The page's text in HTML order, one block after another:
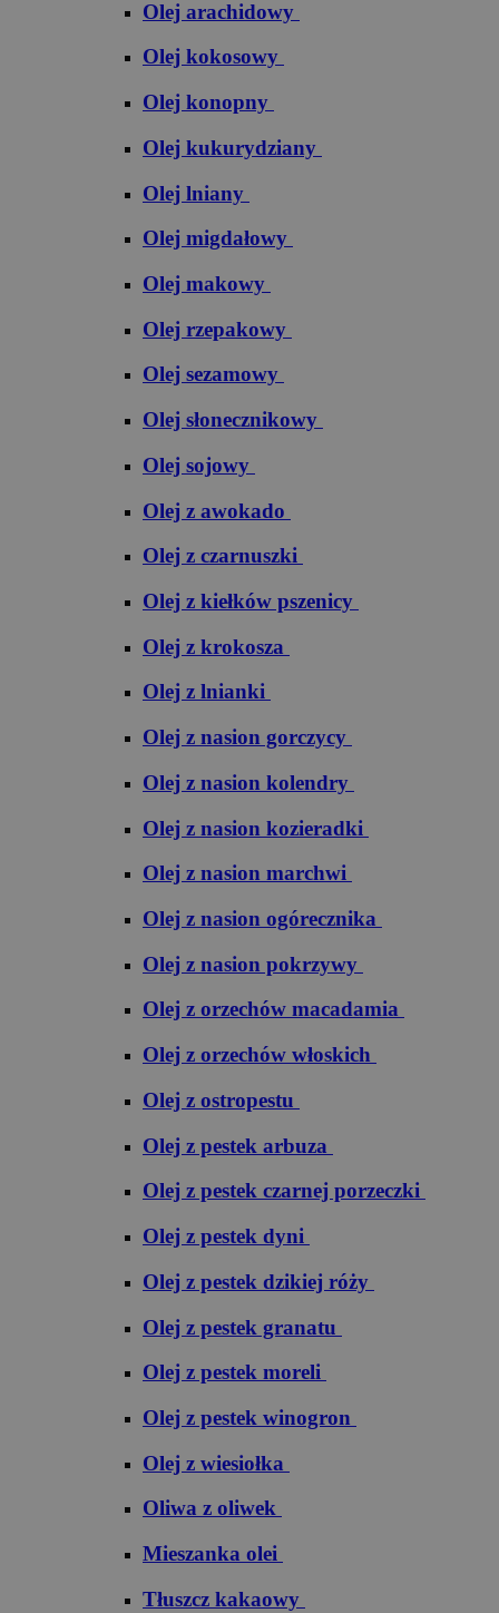
Olej arachidowy
Olej kokosowy
Olej konopny
Olej kukurydziany
Olej lniany
Olej migdałowy
Olej makowy
Olej rzepakowy
Olej sezamowy
Olej słonecznikowy
Olej sojowy
Olej z awokado
Olej z czarnuszki
Olej z kiełków pszenicy
Olej z krokosza
Olej z lnianki
Olej z nasion gorczycy
Olej z nasion kolendry
Olej z nasion kozieradki
Olej z nasion marchwi
Olej z nasion ogórecznika
Olej z nasion pokrzywy
Olej z orzechów macadamia
Olej z orzechów włoskich
Olej z ostropestu
Olej z pestek arbuza
Olej z pestek czarnej porzeczki
Olej z pestek dyni
Olej z pestek dzikiej róży
Olej z pestek granatu
Olej z pestek moreli
Olej z pestek winogron
Olej z wiesiołka
Oliwa z oliwek
Mieszanka olei
Tłuszcz kakaowy